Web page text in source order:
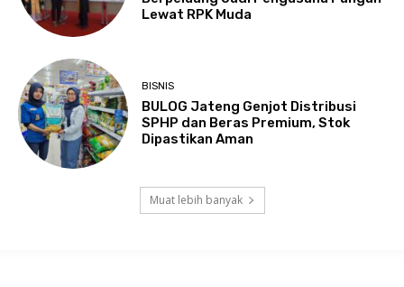
Lewat RPK Muda
BISNIS
BULOG Jateng Genjot Distribusi
SPHP dan Beras Premium, Stok
Dipastikan Aman
Muat lebih banyak